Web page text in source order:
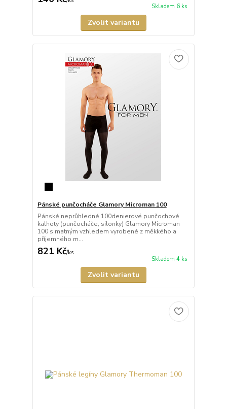
Skladem 6 ks
Zvolit variantu
Pánské punčocháče Glamory Microman 100
Pánské neprůhledné 100denierové punčochové
kalhoty (punčocháče, silonky) Glamory Microman
100 s matným vzhledem vyrobené z měkkého a
příjemného m...
821 Kč/ks
Skladem 4 ks
Zvolit variantu